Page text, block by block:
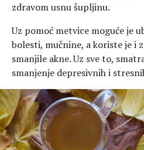
zdravom usnu šupljinu.
Uz pomoć metvice moguće je
bolesti, mučnine, a koriste je i
smanjile akne. Uz sve to,
smanjenje depresivnih i